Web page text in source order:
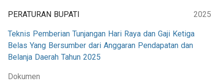
PERATURAN BUPATI 2025
Teknis Pemberian Tunjangan Hari Raya dan Gaji Ketiga
Belas Yang Bersumber dari Anggaran Pendapatan dan
Belanja Daerah Tahun 2025
Dokumen